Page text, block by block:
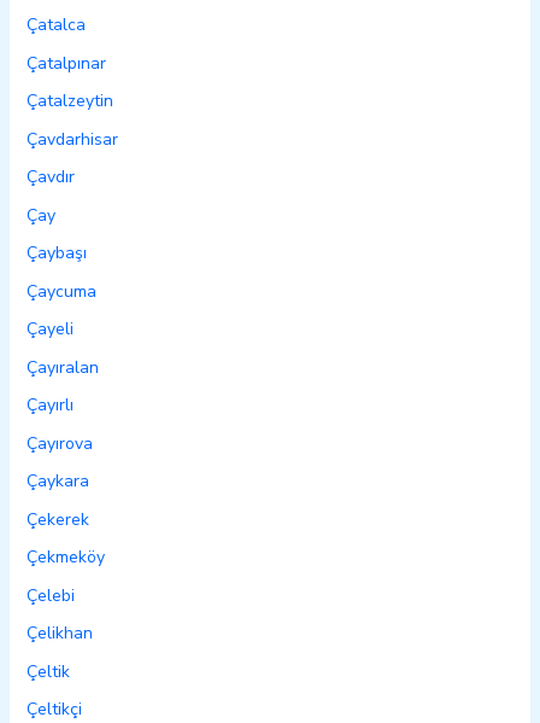
Çatalca
Çatalpınar
Çatalzeytin
Çavdarhisar
Çavdır
Çay
Çaybaşı
Çaycuma
Çayeli
Çayıralan
Çayırlı
Çayırova
Çaykara
Çekerek
Çekmeköy
Çelebi
Çelikhan
Çeltik
Çeltikçi